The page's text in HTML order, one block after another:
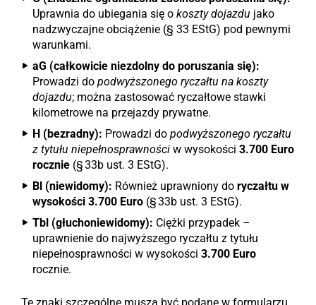
Uprawnia do ubiegania się o koszty dojazdu jako
nadzwyczajne obciążenie (§ 33 EStG) pod pewnymi
warunkami.
aG (całkowicie niezdolny do poruszania się):
Prowadzi do podwyższonego ryczałtu na koszty
dojazdu; można zastosować ryczałtowe stawki
kilometrowe na przejazdy prywatne.
H (bezradny): Prowadzi do podwyższonego ryczałtu
z tytułu niepełnosprawności w wysokości 3.700 Euro
rocznie (§ 33b ust. 3 EStG).
Bl (niewidomy): Również uprawniony do ryczałtu w
wysokości 3.700 Euro (§ 33b ust. 3 EStG).
Tbl (głuchoniewidomy): Ciężki przypadek –
uprawnienie do najwyższego ryczałtu z tytułu
niepełnosprawności w wysokości 3.700 Euro
rocznie.